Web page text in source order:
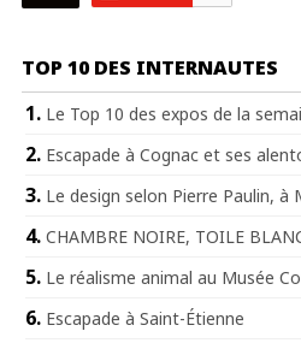
TOP 10 DES INTERNAUTES
Le Top 10 des expos de la
Escapade à Cognac et ses
Le design selon Pierre Paulin, à
CHAMBRE NOIRE, TOILE
Le réalisme animal au Musée
Escapade à Saint-Étienne